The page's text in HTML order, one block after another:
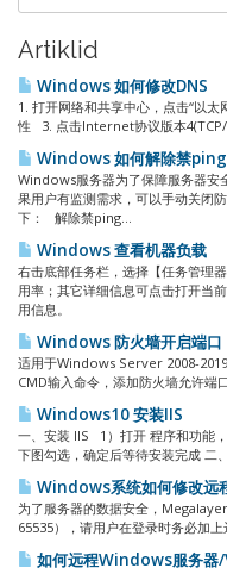
Artiklid
Windows 如何修改DNS
1. 打开网络和共享中心，点击“以
性 3. 点击Internet协议版本4(TCP/
Windows 如何解除禁ping
Windows服务器为了保障服务器安
果用户有监测需求，可以手动关闭
下： 解除禁ping...
Windows 查看机器负载
右击底部任务栏，选择【任务管理
用率；其它详细信息可点击打开当
用信息。
Windows 防火墙开启端口
适用于Windows Server 2008-
CMD输入命令，添加防火墙允许端
Windows10 安装IIS
一、安装 IIS 1）打开 程序和功能
下图勾选，确定后等待安装完成 二
Windows系统如何修改远
为了服务器的数据安全，
65535），请用户在登录时务必加
如何远程Windows服务器/